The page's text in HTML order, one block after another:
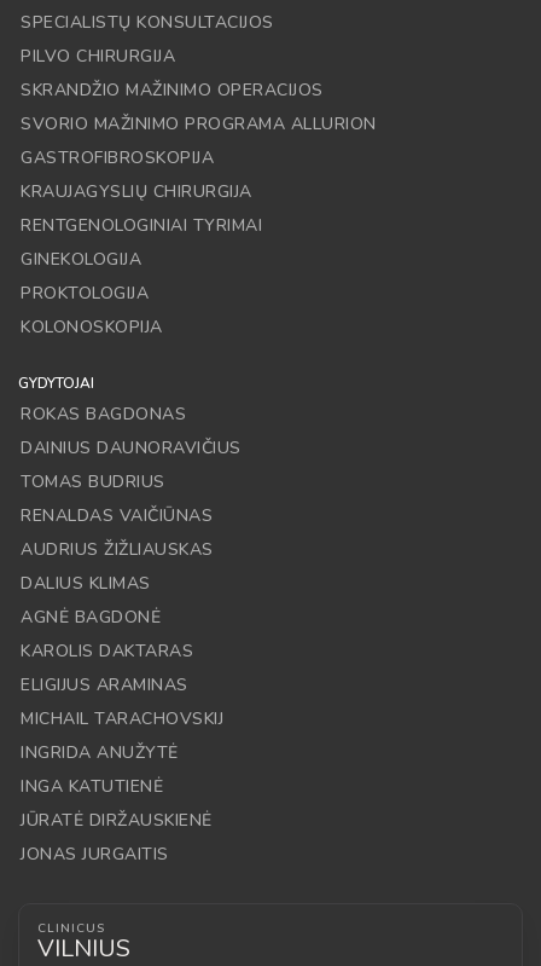
SPECIALISTŲ KONSULTACIJOS
PILVO CHIRURGIJA
SKRANDŽIO MAŽINIMO OPERACIJOS
SVORIO MAŽINIMO PROGRAMA ALLURION
GASTROFIBROSKOPIJA
KRAUJAGYSLIŲ CHIRURGIJA
RENTGENOLOGINIAI TYRIMAI
GINEKOLOGIJA
PROKTOLOGIJA
KOLONOSKOPIJA
GYDYTOJAI
ROKAS BAGDONAS
DAINIUS DAUNORAVIČIUS
TOMAS BUDRIUS
RENALDAS VAIČIŪNAS
AUDRIUS ŽIŽLIAUSKAS
DALIUS KLIMAS
AGNĖ BAGDONĖ
KAROLIS DAKTARAS
ELIGIJUS ARAMINAS
MICHAIL TARACHOVSKIJ
INGRIDA ANUŽYTĖ
INGA KATUTIENĖ
JŪRATĖ DIRŽAUSKIENĖ
JONAS JURGAITIS
CLINICUS
VILNIUS